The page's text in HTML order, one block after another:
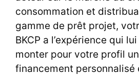
consommation et
gamme de prêt projet,
BKCP a l’expérience qui
monter pour votre profil
financement personnalisé